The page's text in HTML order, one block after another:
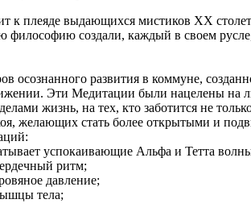
к плеяде выдающихся мистиков ХХ
философию создали, каждый в своем
осознанного развития в коммуне,
Эти Медитации были нацелены на
жизнь, на тех, кто заботится не
желающих стать более открытыми и
успокаивающие Альфа и Тетта
ритм;
давление;
тела;